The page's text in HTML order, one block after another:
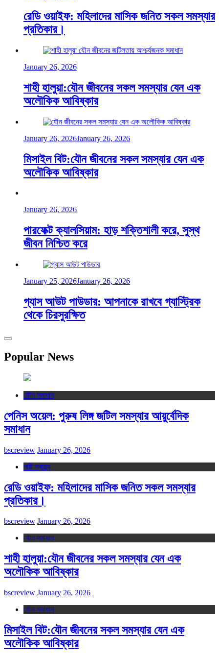
রেডি ওয়াইফ: মহিলাদের মাসিক জনিত সকল সমস্যার
প্রতিকার।
January 26, 2026
শাহী হালুয়া:যৌন জীবনের সকল সমস্যার যেন এক
অলৌকিক আবিষ্কার
January 26, 2026January 26, 2026
মিসাইল বিট:যৌন জীবনের সকল সমস্যার যেন এক
অলৌকিক আবিষ্কার
January 26, 2026
পারফেক্ট ক্যালসিয়াম: হাড় শক্তিশালী করে, সুস্থ
জীবন নিশ্চিত করে
January 25, 2026January 26, 2026
গ্যাস আউট পাউডার: আপনাকে রাখবে গ্যাস্ট্রিক
থেকে চিরসুরক্ষিত
Popular News
যৌন সমাধান
পেনিস অয়েল: পুরুষ লিঙ্গ জটিল সমস্যার আয়ুর্বেদিক
সমাধান
bscreview January 26, 2026
নারী স্বাস্থ্য
রেডি ওয়াইফ: মহিলাদের মাসিক জনিত সকল সমস্যার
প্রতিকার।
bscreview January 26, 2026
যৌন সমাধান
শাহী হালুয়া:যৌন জীবনের সকল সমস্যার যেন এক
অলৌকিক আবিষ্কার
bscreview January 26, 2026
যৌন সমাধান
মিসাইল বিট:যৌন জীবনের সকল সমস্যার যেন এক
অলৌকিক আবিষ্কার